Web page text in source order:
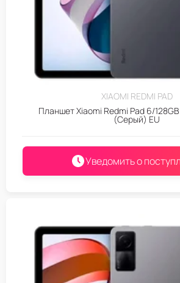
XIAOMI REDMI PAD
Планшет Xiaomi Redmi Pad 6/
(Серый) EU
Уведомить о